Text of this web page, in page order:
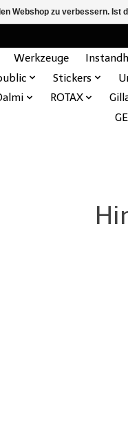
Werkzeuge
Stickers
ROTAX
Webshop zu verbessern. Ist